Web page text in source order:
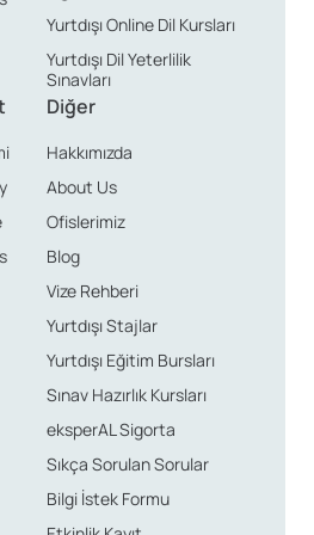
havai fişek gösterileri ve
görüntüler sunarken, Pekin
sanatını yakından
Pekin’de mutlaka
ördeği gibi lezzetler ve yerel
da unutulmaz kılar.
cazip bir şehir. Dünyanın
bazılarına ev sahipliği yapan
için geniş bir eğitim ağı
öğrenmek, hem dilin hem de
anlamına gelir. Ayrıca,
ve tarihi zenginlikler, öğrenme
taşıyan bir fırsat yaratır.
gelişmiştir ve metro,
Yurtdışı Online Dil Kursları
Yurtdışı Dil Yeterlilik
Sınavları
Diğer
Hakkımızda
About Us
Ofislerimiz
Blog
Vize Rehberi
Yurtdışı Stajlar
Yurtdışı Eğitim Bursları
Sınav Hazırlık Kursları
eksperAL Sigorta
Sıkça Sorulan Sorular
Bilgi İstek Formu